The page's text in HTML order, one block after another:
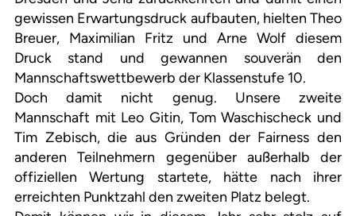
gewissen Erwartungsdruck aufbauten, hielten Theo
Breuer, Maximilian Fritz und Arne Wolf diesem
Druck stand und gewannen souverän den
Mannschaftswettbewerb der Klassenstufe 10.
Doch damit nicht genug. Unsere zweite
Mannschaft mit Leo Gitin, Tom Waschischeck und
Tim Zebisch, die aus Gründen der Fairness den
anderen Teilnehmern gegenüber außerhalb der
offiziellen Wertung startete, hätte nach ihrer
erreichten Punktzahl den zweiten Platz belegt.